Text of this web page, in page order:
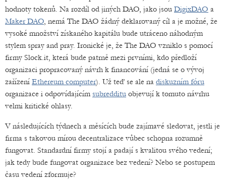
hodnoty tokenů. Na rozdíl od jiných DAO, jako jsou DigixDAO a
Maker DAO, nemá The DAO žádný deklarovaný cíl a je možné, že
vysoké množství získaného kapitálu bude utráceno náhodným
stylem spray and pray. Ironické je, že The DAO vzniklo s pomocí
firmy Slock.it, která bude patrně mezi prvními, kdo předloží
organizaci propracovaný návrh k financování (jedná se o vývoj
zařízení Ethereum computer). Už teď se ale na diskuzním fóru
organizace i odpovídajícím subredditu objevují k tomuto návrhu
velmi kritické ohlasy.
V následujících týdnech a měsících bude zajímavé sledovat, jestli je
firma s takovou mírou decentralizace vůbec schopna rozumně
fungovat. Standardní firmy stojí a padají s kvalitou svého vedení;
jak tedy bude fungovat organizace bez vedení? Nebo se postupem
času vedení zformuje?